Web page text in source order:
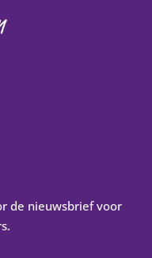
de nieuwsbrief voor